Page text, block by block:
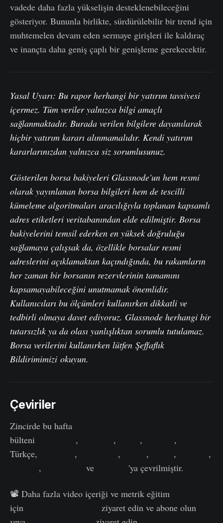
vadede daha fazla yükselişin desteklenebileceğini
gösteriyor. Bununla birlikte, sürdürülebilir bir trend için
muhtemelen devam eden sermaye girişleri ile kaldıraç
ve inançta daha geniş çaplı bir genişleme gerekecektir.
Yasal Uyarı: Bu rapor herhangi bir yatırım tavsiyesi
içermez. Tüm veriler yalnızca bilgi amaçlı
sağlanmaktadır. Burada verilen bilgilere dayanılarak
hiçbir yatırım kararı alınmamalıdır. Kendi yatırım
kararlarınızdan yalnızca siz sorumlusunuz.
Gösterilen borsa bakiyeleri Glassnode'un hem resmi
olarak yayınlanan borsa bilgileri hem de tescilli
kümeleme algoritmaları aracılığıyla toplanan kapsamlı
adres etiketleri veritabanından elde edilmiştir. Borsa
bakiyelerini temsil ederken en yüksek doğruluğu
sağlamaya çalışsak da, özellikle borsalar resmi
adreslerini açıklamaktan kaçındığında, bu rakamların
her zaman bir borsanın rezervlerinin tamamını
kapsamayabileceğini unutmamak önemlidir.
Kullanıcıları bu ölçümleri kullanırken dikkatli ve
tedbirli olmaya davet ediyoruz. Glassnode herhangi bir
tutarsızlık ya da olası yanlışlıktan sorumlu tutulamaz.
Borsa verilerini kullanırken lütfen Şeffaflık
Bildirimimizi okuyun.
Çeviriler
Zincirde bu hafta
bülteni
, , ,
,
Türkçe,
, , , ,
,
, ve 'ya çevrilmiştir.
📽️ Daha fazla video içeriği ve metrik eğitim
için
ziyaret edin ve abone olun